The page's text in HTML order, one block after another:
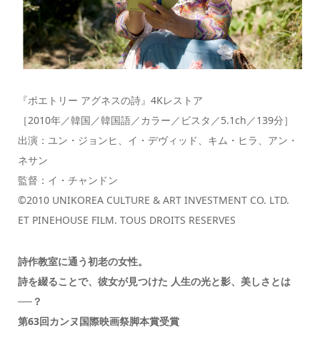
『ポエトリー アグネスの詩』4Kレストア
［2010年／韓国／韓国語／カラー／ビスタ／5.1ch／139分］
出演：ユン・ジョンヒ、イ・デヴィッド、キム・ヒラ、アン・
ネサン
監督：イ・チャンドン
©2010 UNIKOREA CULTURE & ART INVESTMENT CO. LTD.
ET PINEHOUSE FILM. TOUS DROITS RESERVES
詩作教室に通う初老の女性。
詩を綴ることで、彼女が見つけた 人生の光と影、美しさとは
──？
第63回カンヌ国際映画祭脚本賞受賞